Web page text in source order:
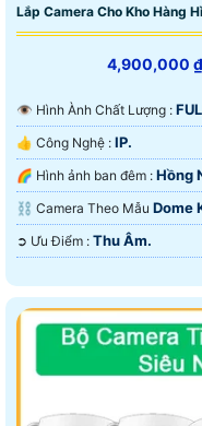
Lắp Camera Cho Kho Hàng
4,900,000 ₫
👁 Hình Ành Chất Lượng :
👍 Công Nghệ : IP.
🌈 Hình ảnh ban đêm : Hồng
⛓ Camera Theo Mẫu Dome
️➲ Ưu Điểm : Thu Âm.